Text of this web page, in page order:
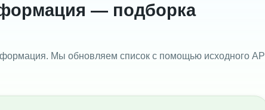
— подборка
Мы обновляем список с помощью исходного API